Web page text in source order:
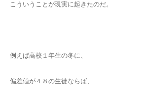
こういうことが現実に起きたのだ。
例えば高校１年生の冬に、
偏差値が４８の生徒ならば、